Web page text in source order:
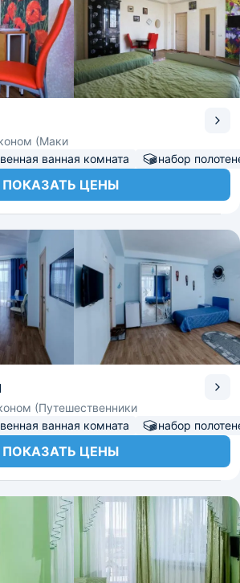
(Маки
ванная комната набор
ПОКАЗАТЬ ЦЕНЫ
(Путешественники
ванная комната набор
ПОКАЗАТЬ ЦЕНЫ